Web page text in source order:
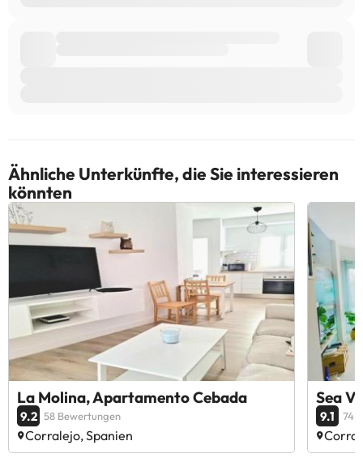
Ähnliche Unterkünfte, die Sie interessieren
könnten
La Molina, Apartamento Cebada
9.2 58 Bewertungen
Corralejo, Spanien
Sea
9.1 74